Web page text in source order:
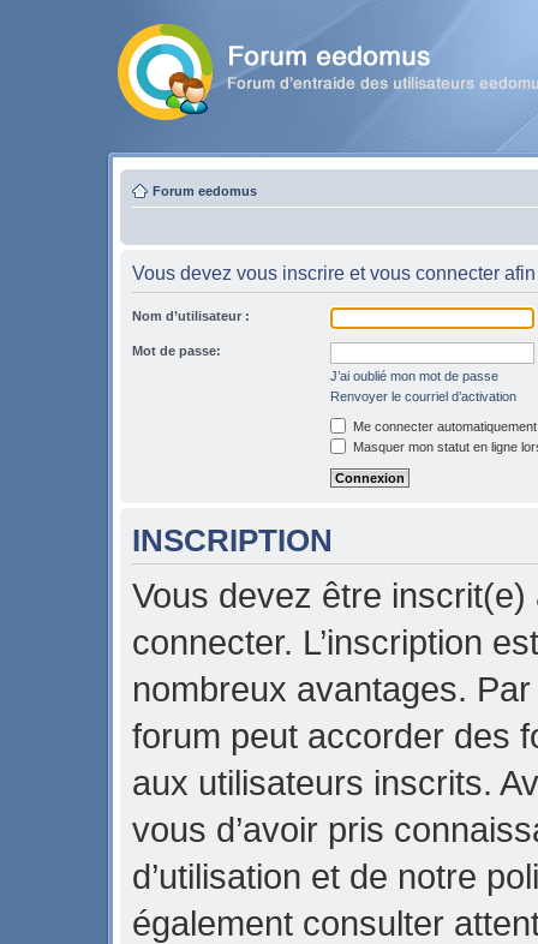
Forum eedomus
Vous devez vous inscrire et vous connecter
Nom d’utilisateur :
Mot de passe:
J’ai oublié mon mot de passe
Renvoyer le courriel d’activation
Me connecter
Masquer mon statut en ligne
INSCRIPTION
Vous devez être
connecter. L’inscription
nombreux avantages.
forum peut accorder des
aux utilisateurs inscrits.
vous d’avoir pris
d’utilisation et de notre
également consulter